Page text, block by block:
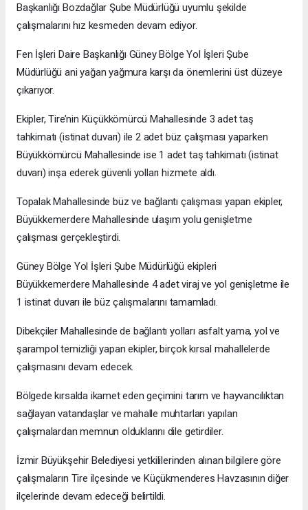
Başkanlığı Bozdağlar Şube Müdürlüğü uyumlu şekilde
çalışmalarını hız kesmeden devam ediyor.
Fen İşleri Daire Başkanlığı Güney Bölge Yol İşleri Şube
Müdürlüğü ani yağan yağmura karşı da önemlerini üst düzeye
çıkarıyor.
Ekipler, Tire’nin Küçükkömürcü Mahallesinde 3 adet taş
tahkimatı (istinat duvarı) ile 2 adet büz çalışması yaparken
Büyükkömürcü Mahallesinde ise 1 adet taş tahkimatı (istinat
duvarı) inşa ederek güvenli yolları hizmete aldı.
Topalak Mahallesinde büz ve bağlantı çalışması yapan ekipler,
Büyükkemerdere Mahallesinde ulaşım yolu genişletme
çalışması gerçekleştirdi.
Güney Bölge Yol İşleri Şube Müdürlüğü ekipleri
Büyükkemerdere Mahallesinde 4 adet viraj ve yol genişletme ile
1 istinat duvarı ile büz çalışmalarını tamamladı.
Dibekçiler Mahallesinde de bağlantı yolları asfalt yama, yol ve
şarampol temizliği yapan ekipler, birçok kırsal mahallelerde
çalışmasını devam edecek.
Bölgede kırsalda ikamet eden geçimini tarım ve hayvancılıktan
sağlayan vatandaşlar ve mahalle muhtarları yapılan
çalışmalardan memnun olduklarını dile getirdiler.
İzmir Büyükşehir Belediyesi yetkililerinden alınan bilgilere göre
çalışmaların Tire ilçesinde ve Küçükmenderes Havzasının diğer
ilçelerinde devam edeceği belirtildi.